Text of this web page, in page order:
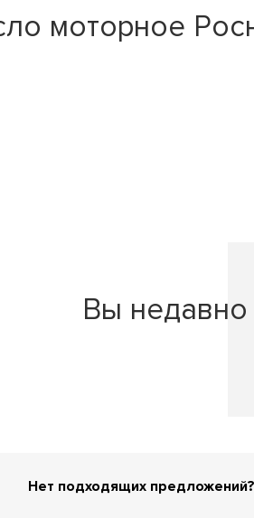
моторное
Вы недавно
Нет подходящих предложений?